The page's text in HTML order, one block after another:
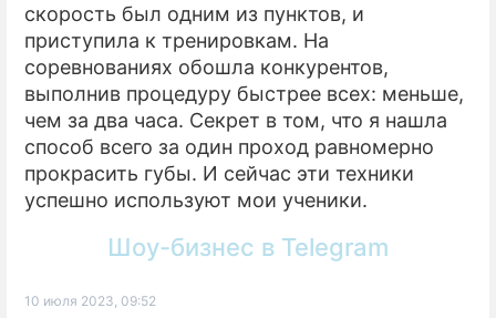
скорость был одним из пунктов, и
приступила к тренировкам. На
соревнованиях обошла конкурентов,
выполнив процедуру быстрее всех: меньше,
чем за два часа. Секрет в том, что я нашла
способ всего за один проход равномерно
прокрасить губы. И сейчас эти техники
успешно используют мои ученики.
Шоу-бизнес в Telegram
10 июля 2023, 09:52